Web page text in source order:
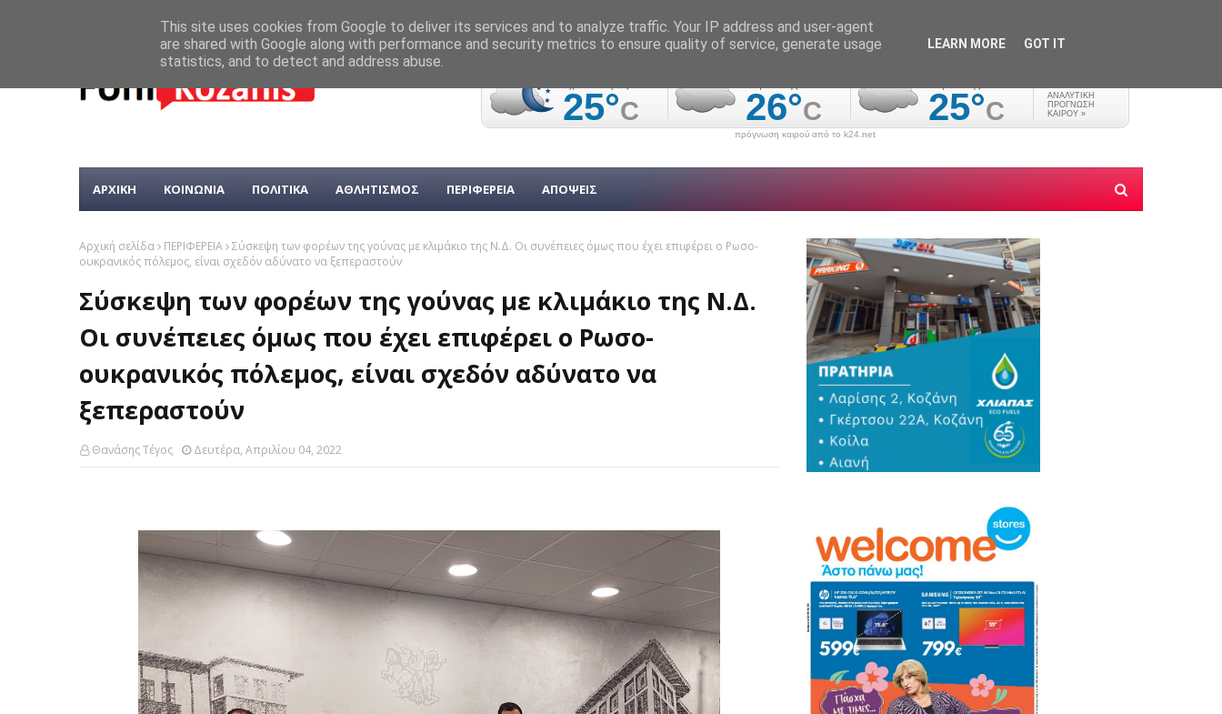
πρόγνωση καιρού από το k24.net
ΑΡΧΙΚΗ ΚΟΙΝΩΝΙΑ ΠΟΛΙΤΙΚΑ ΑΘΛΗΤΙΣΜΟΣ ΠΕΡΙΦΕΡΕΙΑ ΑΠΟΨΕΙΣ
Αρχική σελίδα ΠΕΡΙΦΕΡΕΙΑ Σύσκεψη των φορέων της γούνας με κλιμάκιο της Ν.Δ. Οι συνέπειες όμως που έχει επιφέρει ο Ρωσο-
ουκρανικός πόλεμος, είναι σχεδόν αδύνατο να ξεπεραστούν
Σύσκεψη των φορέων της γούνας με κλιμάκιο της Ν.Δ.
Οι συνέπειες όμως που έχει επιφέρει ο Ρωσο-
ουκρανικός πόλεμος, είναι σχεδόν αδύνατο να
ξεπεραστούν
Θανάσης Τέγος Δευτέρα, Απριλίου 04, 2022
This site uses cookies from Google to deliver its services and to analyze traffic. Your IP address and user-agent
are shared with Google along with performance and security metrics to ensure quality of service, generate usage
statistics, and to detect and address abuse.
LEARN MORE GOT IT